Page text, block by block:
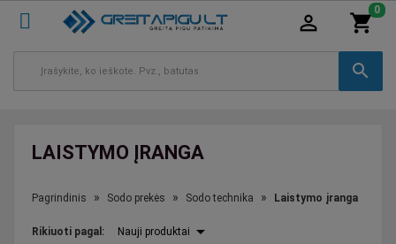
search
shopping_cart
0
person_outline
LAISTYMO ĮRANGA
Pagrindinis Sodo prekės Sodo technika Laistymo įranga
Rikiuoti pagal : Nauji produktai arrow_drop_down